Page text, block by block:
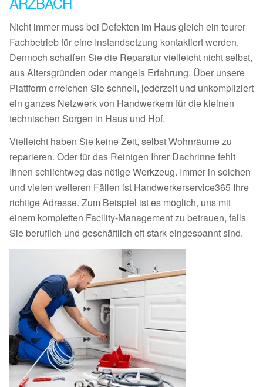
Nicht immer muss bei Defekten im Haus gleich ein teurer
Fachbetrieb für eine Instandsetzung kontaktiert werden.
Dennoch schaffen Sie die Reparatur vielleicht nicht selbst,
aus Altersgründen oder mangels Erfahrung. Über unsere
Plattform erreichen Sie schnell, jederzeit und unkompliziert
ein ganzes Netzwerk von Handwerkern für die kleinen
technischen Sorgen in Haus und Hof.
Vielleicht haben Sie keine Zeit, selbst Wohnräume zu
reparieren. Oder für das Reinigen Ihrer Dachrinne fehlt
Ihnen schlichtweg das nötige Werkzeug. Immer in solchen
und vielen weiteren Fällen ist Handwerkerservice365 Ihre
richtige Adresse. Zum Beispiel ist es möglich, uns mit
einem kompletten Facility-Management zu betrauen, falls
Sie beruflich und geschäftlich oft stark eingespannt sind.